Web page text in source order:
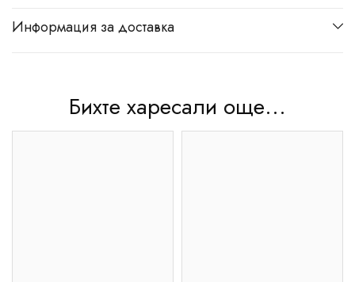
Информация за доставка
Бихте харесали още...